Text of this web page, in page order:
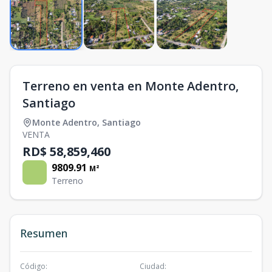
Terreno en venta en Monte Adentro,
Santiago
Monte Adentro, Santiago
VENTA
RD$ 58,859,460
9809.91 M²
Terreno
Resumen
Código: Ciudad: